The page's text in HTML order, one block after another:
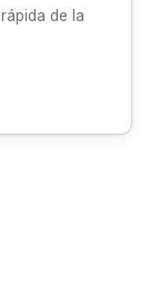
de la